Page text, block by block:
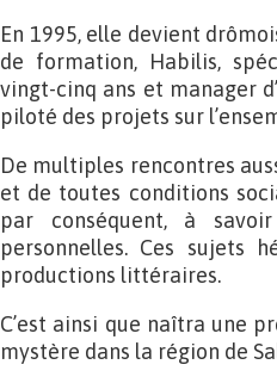
En 1995, elle devient
de formation, Habilis,
vingt-cinq ans et manager
piloté des projets sur
De multiples rencontres
et de toutes conditions
par conséquent, à
personnelles. Ces sujets
productions littéraires.
C’est ainsi que naîtra une
mystère dans la région de